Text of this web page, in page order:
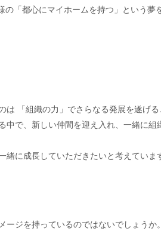
「都心にマイホームを持つ」という夢
「組織の力」でさらなる発展を遂げる
で、新しい仲間を迎え入れ、一緒に組
に成長していただきたいと考えていま
ジを持っているのではないでしょうか。